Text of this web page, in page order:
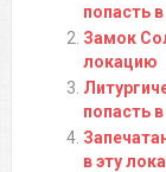
попасть
Замок
локацию
попасть
в эту